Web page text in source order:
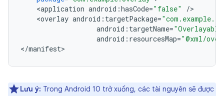
<application android :hasCode="false" /
<overlay android : targetPackage=
android : targetName=
android : resourcesMap="@xml/
</manifest
Lưu ý: Trong Android 10 trở xuống, các tài nguyên sẽ được